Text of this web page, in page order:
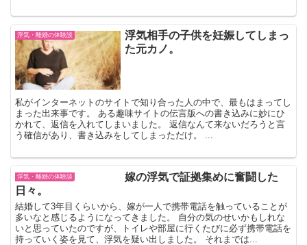
浮気・離婚の体験談
浮気相手の子供を妊娠してしまっ
た元カノ。
私がインターネットのサイトで知り合った人の中で、最もはまってし
まった出来事です。 ある趣味サイトの伝言版への書き込みに妙にひ
かれて、返信を入れてしまいました。 返信なんて来ないだろうと言
う確信があり、書き込みをしてしまっただけ。 ...
浮気・離婚の体験談
嫁の浮気で証拠集めに奮闘した
日々。
結婚して3年目くらいから、嫁が一人で携帯電話を触っていることが
多いなと感じるようになってきました。 自分の気のせいかもしれな
いと思っていたのですが、トイレや部屋に行くたびに必ず携帯電話を
持っていく姿を見て、浮気を疑い出しました。 それまでは...